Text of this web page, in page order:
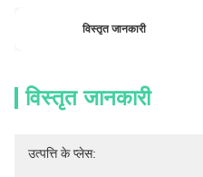
विस्तृत जानकारी
विस्तृत जानकारी
उत्पत्ति के प्लेस: